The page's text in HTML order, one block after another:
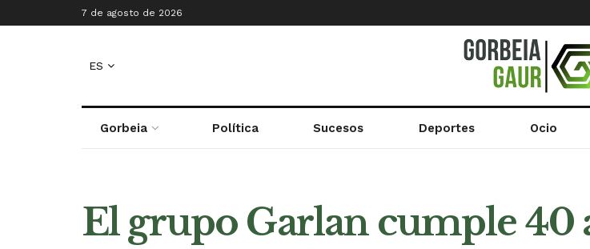
7 de agosto de 2026
ES
Gorbeia Política Sucesos Deportes Ocio
El grupo Garlan cumple 40